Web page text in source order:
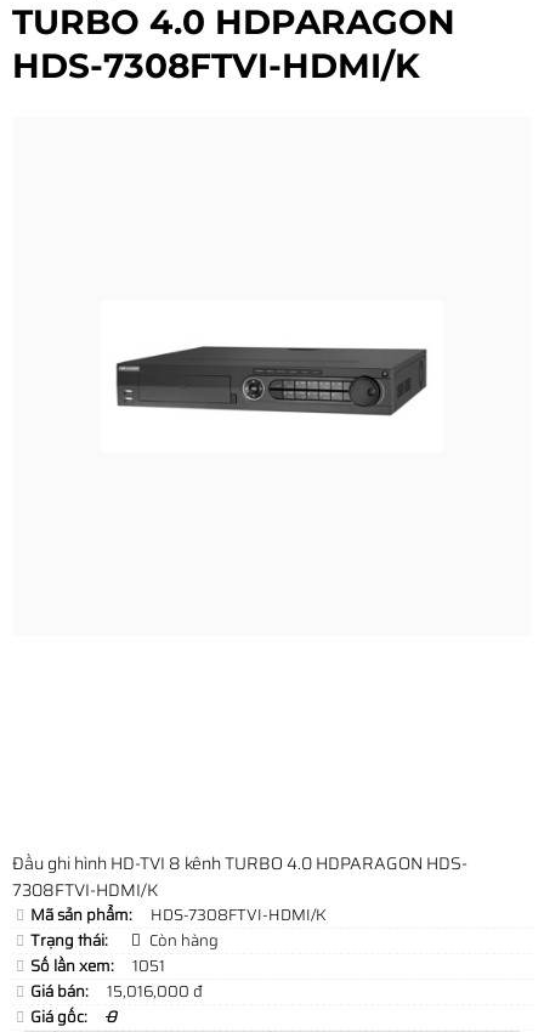
TURBO 4.0 HDPARAGON
HDS-7308FTVI-HDMI/K
Đầu ghi hình HD-TVI 8 kênh TURBO 4.0 HDPARAGON HDS-
7308FTVI-HDMI/K
Mã sản phẩm:
HDS-7308FTVI-HDMI/K
Trạng thái:
Còn hàng
Số lần xem:
1051
Giá bán:
15,016,000 đ
Giá gốc:
0